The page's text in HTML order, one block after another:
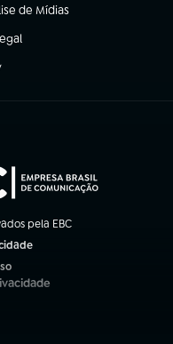
de Mídias
aba)
pela EBC
aba)